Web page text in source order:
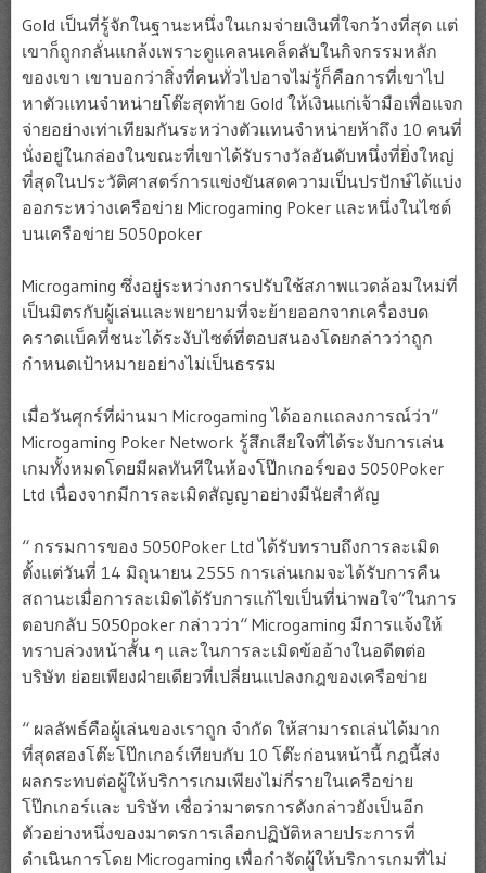
Gold เป็นที่รู้จักในฐานะหนึ่งในเกมจ่ายเงินที่ใจกว้างที่สุด แต่
เขาก็ถูกกลั่นแกล้งเพราะดูแคลนเคล็ดลับในกิจกรรมหลัก
ของเขา เขาบอกว่าสิ่งที่คนทั่วไปอาจไม่รู้ก็คือการที่เขาไป
หาตัวแทนจำหน่ายโต๊ะสุดท้าย Gold ให้เงินแก่เจ้ามือเพื่อแจก
จ่ายอย่างเท่าเทียมกันระหว่างตัวแทนจำหน่ายห้าถึง 10 คนที่
นั่งอยู่ในกล่องในขณะที่เขาได้รับรางวัลอันดับหนึ่งที่ยิ่งใหญ่
ที่สุดในประวัติศาสตร์การแข่งขันสดความเป็นปรปักษ์ได้แบ่ง
ออกระหว่างเครือข่าย Microgaming Poker และหนึ่งในไซต์
บนเครือข่าย 5050poker
Microgaming ซึ่งอยู่ระหว่างการปรับใช้สภาพแวดล้อมใหม่ที่
เป็นมิตรกับผู้เล่นและพยายามที่จะย้ายออกจากเครื่องบด
คราดแบ็คที่ชนะได้ระงับไซต์ที่ตอบสนองโดยกล่าวว่าถูก
กำหนดเป้าหมายอย่างไม่เป็นธรรม
เมื่อวันศุกร์ที่ผ่านมา Microgaming ได้ออกแถลงการณ์ว่า“
Microgaming Poker Network รู้สึกเสียใจที่ได้ระงับการเล่น
เกมทั้งหมดโดยมีผลทันทีในห้องโป๊กเกอร์ของ 5050Poker
Ltd เนื่องจากมีการละเมิดสัญญาอย่างมีนัยสำคัญ
“ กรรมการของ 5050Poker Ltd ได้รับทราบถึงการละเมิด
ตั้งแต่วันที่ 14 มิถุนายน 2555 การเล่นเกมจะได้รับการคืน
สถานะเมื่อการละเมิดได้รับการแก้ไขเป็นที่น่าพอใจ”ในการ
ตอบกลับ 5050poker กล่าวว่า“ Microgaming มีการแจ้งให้
ทราบล่วงหน้าสั้น ๆ และในการละเมิดข้ออ้างในอดีตต่อ
บริษัท ย่อยเพียงฝ่ายเดียวที่เปลี่ยนแปลงกฎของเครือข่าย
“ ผลลัพธ์คือผู้เล่นของเราถูก จำกัด ให้สามารถเล่นได้มาก
ที่สุดสองโต๊ะโป๊กเกอร์เทียบกับ 10 โต๊ะก่อนหน้านี้ กฎนี้ส่ง
ผลกระทบต่อผู้ให้บริการเกมเพียงไม่กี่รายในเครือข่าย
โป๊กเกอร์และ บริษัท เชื่อว่ามาตรการดังกล่าวยังเป็นอีก
ตัวอย่างหนึ่งของมาตรการเลือกปฏิบัติหลายประการที่
ดำเนินการโดย Microgaming เพื่อกำจัดผู้ให้บริการเกมที่ไม่